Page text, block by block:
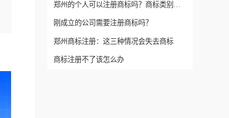
刚成立的公司需要注册商标吗？
郑州商标注册：这三种情况会失去商标
商标注册不了该怎么办